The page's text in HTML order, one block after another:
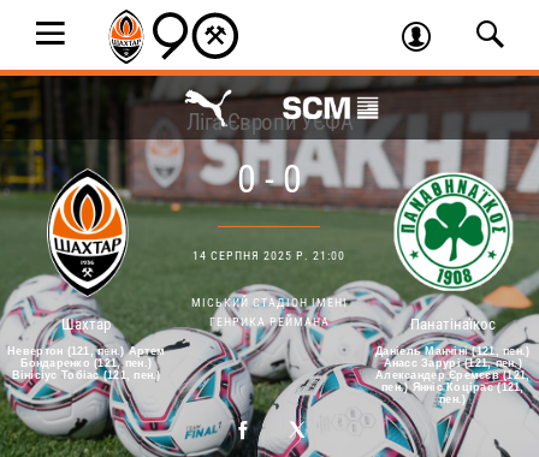
Шахтар
Невертон (121, пен.) Артем
Бондаренко (121, пен.)
Вінісіус Тобіас (121, пен.)
Ліга Європи УЄФА
0 - 0
14 СЕРПНЯ 2025 Р. 21:00
МІСЬКИЙ СТАДІОН ІМЕНІ
ГЕНРИКА РЕЙМАНА
Панатінаїкос
Даніель Манчіні (121, пен.)
Анасс Зарурі (121, пен.)
Александер Єремєєв (121,
пен.) Янніс Коцірас (121,
пен.)